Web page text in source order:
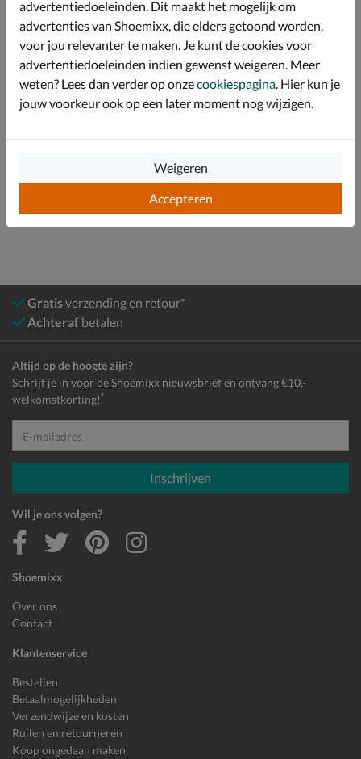
Afgewerkt met een schokabsorberende tussenzool wat
de sneaker ook na lang dragen comfortabel maakt.
Specificaties
Sneakers
Gratisverzending en retour*
Achteraf betalen
Shoemixx
Over ons
Contact
Klantenservice
Bestellen
Betaalmogelijkheden
Verzendwijze en kosten
Ruilen en retourneren
Koop ongedaan maken
Altijd op de hoogte zijn?
Schrijf je in voor de Shoemixx nieuwsbrief en ontvang €10,-
welkomstkorting! *
E-mailadres
Inschrijven
Wil je ons volgen?
advertentiedoeleinden. Dit maakt het mogelijk om
advertenties van Shoemixx, die elders getoond worden,
voor jou relevanter te maken. Je kunt de cookies voor
advertentiedoeleinden indien gewenst weigeren. Meer
weten? Lees dan verder op onzecookiespagina . Hier kun je
jouw voorkeur ook op een later moment nog wijzigen.
Accepteren
Weigeren